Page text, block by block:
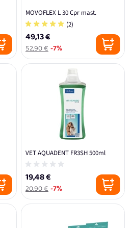
MOVOFLEX L 30 Cpr mast.
(2)
49,13 €
52,90 €-7%
VET AQUADENT FR3SH 500ml
19,48 €
20,90 €-7%